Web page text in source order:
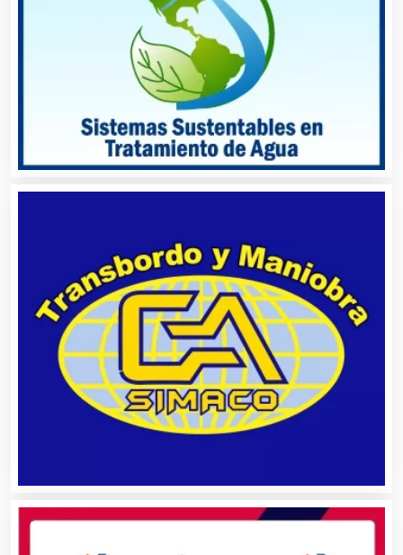
Alquiler de Trajes de Etiqueta
Alta Costura
Aluminio
Ambulancias
Análisis Clínicos
Análisis de Aguas
Animadores de Eventos
Aparatos y Equipos Eléctricos